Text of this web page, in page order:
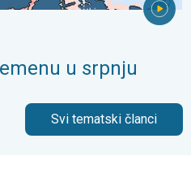
u srpnju
Svi tematski članci